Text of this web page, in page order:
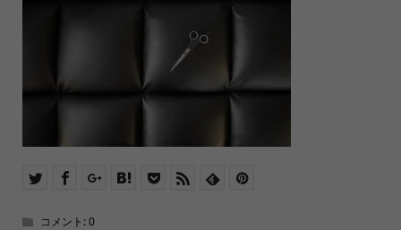
コメント:0